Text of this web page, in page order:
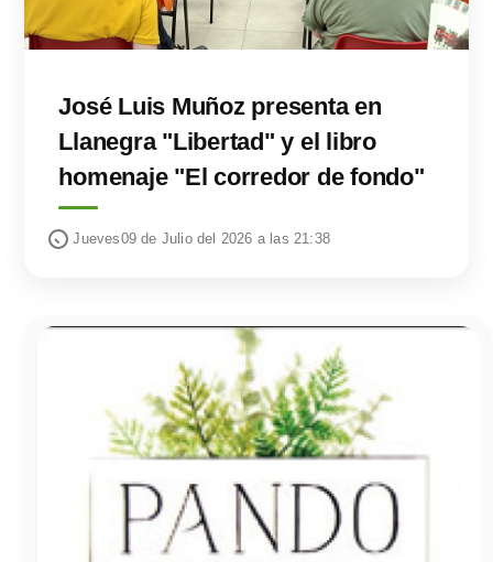
José Luis Muñoz presenta en
Llanegra "Libertad" y el libro
homenaje "El corredor de fondo"
Jueves09 de Julio del 2026 a las 21:38